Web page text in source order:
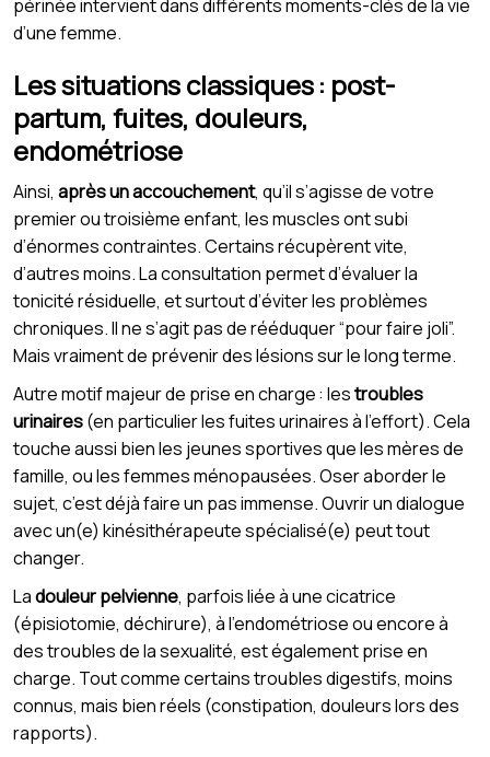
périnée intervient dans différents moments-clés de la vie
d’une femme.
Les situations classiques : post-
partum, fuites, douleurs,
endométriose
Ainsi, après un accouchement, qu’il s’agisse de votre
premier ou troisième enfant, les muscles ont subi
d’énormes contraintes. Certains récupèrent vite,
d’autres moins. La consultation permet d’évaluer la
tonicité résiduelle, et surtout d’éviter les problèmes
chroniques. Il ne s’agit pas de rééduquer “pour faire joli”.
Mais vraiment de prévenir des lésions sur le long terme.
Autre motif majeur de prise en charge : lestroubles
urinaires(en particulier les fuites urinaires à l’effort). Cela
touche aussi bien les jeunes sportives que les mères de
famille, ou les femmes ménopausées. Oser aborder le
sujet, c’est déjà faire un pas immense. Ouvrir un dialogue
avec un(e) kinésithérapeute spécialisé(e) peut tout
changer.
Ladouleur pelvienne, parfois liée à une cicatrice
(épisiotomie, déchirure), à l’endométriose ou encore à
des troubles de la sexualité, est également prise en
charge. Tout comme certains troubles digestifs, moins
connus, mais bien réels (constipation, douleurs lors des
rapports).